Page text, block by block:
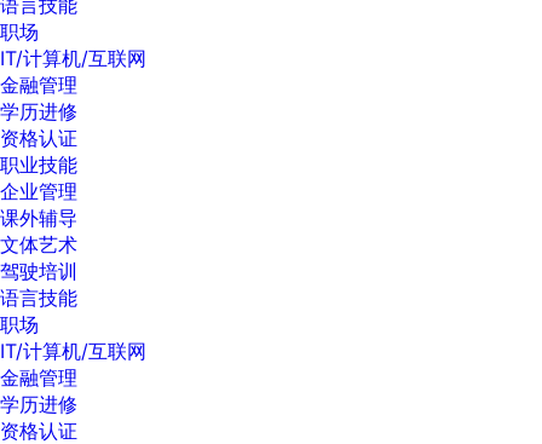
语言技能
职场
IT/计算机/互联网
金融管理
学历进修
资格认证
职业技能
企业管理
课外辅导
文体艺术
驾驶培训
语言技能
职场
IT/计算机/互联网
金融管理
学历进修
资格认证